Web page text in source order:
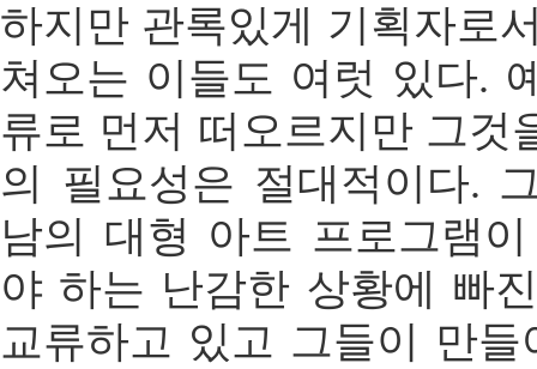
하지만 관록있게 기획자로
쳐오는 이들도 여럿 있다.
류로 먼저 떠오르지만 그것
의 필요성은 절대적이다.
남의 대형 아트 프로그램
야 하는 난감한 상황에 빠
교류하고 있고 그들이 만